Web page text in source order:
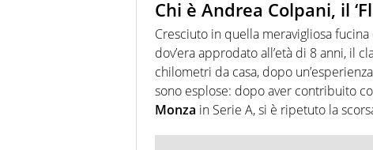
Chi è Andrea Colpani, il
Cresciuto in quella meravigliosa fucina
dov’era approdato all’età di 8 anni, il
chilometri da casa, dopo
sono esplose: dopo aver contribuito
Monza in Serie A, si è ripetuto la